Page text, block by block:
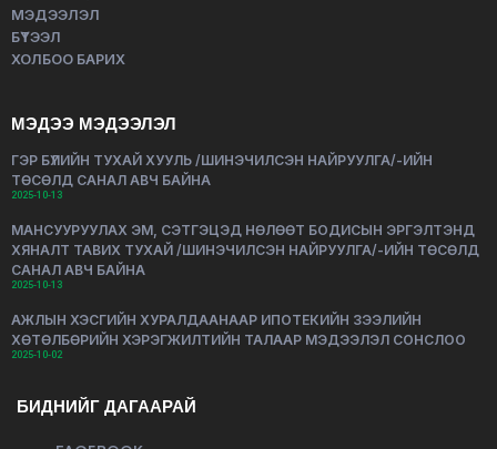
МЭДЭЭЛЭЛ
БҮТЭЭЛ
ХОЛБОО БАРИХ
МЭДЭЭ МЭДЭЭЛЭЛ
ГЭР БҮЛИЙН ТУХАЙ ХУУЛЬ /ШИНЭЧИЛСЭН НАЙРУУЛГА/-ИЙН
ТӨСӨЛД САНАЛ АВЧ БАЙНА
2025-10-13
МАНСУУРУУЛАХ ЭМ, СЭТГЭЦЭД НӨЛӨӨТ БОДИСЫН ЭРГЭЛТЭНД
ХЯНАЛТ ТАВИХ ТУХАЙ /ШИНЭЧИЛСЭН НАЙРУУЛГА/-ИЙН ТӨСӨЛД
САНАЛ АВЧ БАЙНА
2025-10-13
АЖЛЫН ХЭСГИЙН ХУРАЛДААНААР ИПОТЕКИЙН ЗЭЭЛИЙН
ХӨТӨЛБӨРИЙН ХЭРЭГЖИЛТИЙН ТАЛААР МЭДЭЭЛЭЛ СОНСЛОО
2025-10-02
БИДНИЙГ ДАГААРАЙ